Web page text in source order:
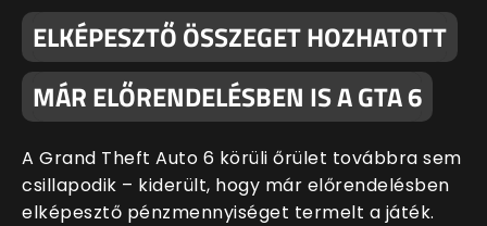
ELKÉPESZTŐ ÖSSZEGET HOZHATOTT
MÁR ELŐRENDELÉSBEN IS A GTA 6
A Grand Theft Auto 6 körüli őrület továbbra sem
csillapodik – kiderült, hogy már előrendelésben
elképesztő pénzmennyiséget termelt a játék.